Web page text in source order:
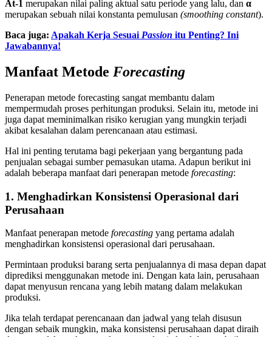
At-1 merupakan nilai paling aktual satu periode yang lalu, dan α
merupakan sebuah nilai konstanta pemulusan (smoothing constant).
Baca juga: Apakah Kerja Sesuai Passion itu Penting? Ini
Jawabannya!
Manfaat Metode Forecasting
Penerapan metode forecasting sangat membantu dalam
mempermudah proses perhitungan produksi. Selain itu, metode ini
juga dapat meminimalkan risiko kerugian yang mungkin terjadi
akibat kesalahan dalam perencanaan atau estimasi.
Hal ini penting terutama bagi pekerjaan yang bergantung pada
penjualan sebagai sumber pemasukan utama. Adapun berikut ini
adalah beberapa manfaat dari penerapan metode forecasting:
1. Menghadirkan Konsistensi Operasional dari
Perusahaan
Manfaat penerapan metode forecasting yang pertama adalah
menghadirkan konsistensi operasional dari perusahaan.
Permintaan produksi barang serta penjualannya di masa depan dapat
diprediksi menggunakan metode ini. Dengan kata lain, perusahaan
dapat menyusun rencana yang lebih matang dalam melakukan
produksi.
Jika telah terdapat perencanaan dan jadwal yang telah disusun
dengan sebaik mungkin, maka konsistensi perusahaan dapat diraih